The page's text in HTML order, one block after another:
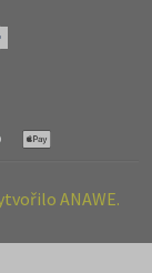
ANAWE.